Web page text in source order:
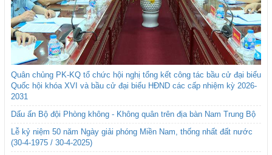
Quân chủng PK-KQ tổ chức hội nghị tổng kết công tác bầu cử đại biểu
Quốc hội khóa XVI và bầu cử đại biểu HĐND các cấp nhiệm kỳ 2026-
2031
Dấu ấn Bộ đội Phòng không - Không quân trên địa bàn Nam Trung Bộ
Lễ kỷ niệm 50 năm Ngày giải phóng Miền Nam, thống nhất đất nước
(30-4-1975 / 30-4-2025)